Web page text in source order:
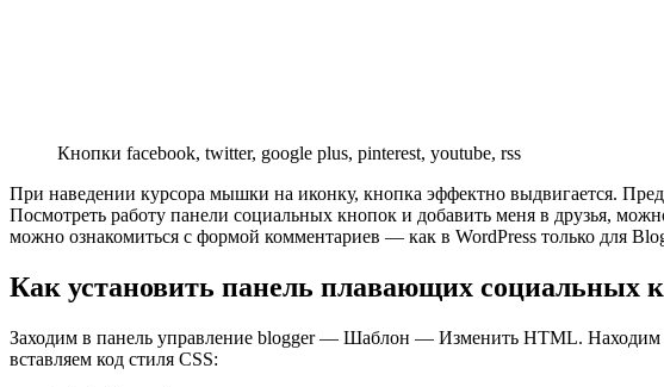
Кнопки facebook, twitter, google plus, pinterest, youtube, rss
При наведении курсора мышки на иконку, кнопка эффектно выдвигается.
Посмотреть работу панели социальных кнопок и добавить меня в друзья,
можно ознакомиться с формой комментариев — как в WordPress только для
Как установить панель плавающих социальных
Заходим в панель управление blogger — Шаблон — Изменить HTML. Находим
вставляем код стиля CSS: